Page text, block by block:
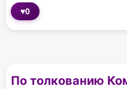
♥0
По толкованию